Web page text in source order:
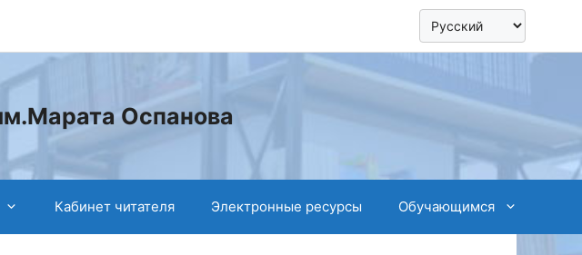
Оспанова
Кабинет читателя Электронные ресурсы Обучающимся